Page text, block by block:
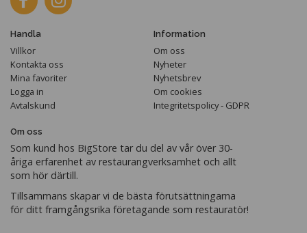
Handla
Villkor
Kontakta oss
Mina favoriter
Logga in
Avtalskund
Information
Om oss
Nyheter
Nyhetsbrev
Om cookies
Integritetspolicy - GDPR
Om oss
Som kund hos BigStore tar du del av vår över 30-
åriga erfarenhet av restaurangverksamhet och allt
som hör därtill.
Tillsammans skapar vi de bästa förutsättningarna
för ditt framgångsrika företagande som restauratör!